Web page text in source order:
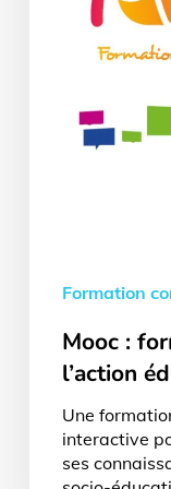
éducative
Formation
Mooc :
l’action
Une
interactive
ses